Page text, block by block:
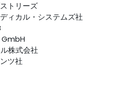
トリーズ
ィカル・システムズ社
株式会社
ツ社